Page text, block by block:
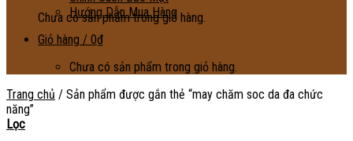
Chưa có sản phẩm trong giỏ hàng.
Hướng Dẫn Mua Hàng
Giỏ hàng / 0₫
Chưa có sản phẩm trong giỏ hàng.
Trang chủ / Sản phẩm được gắn thẻ “may chăm soc da đa chức
năng”
Lọc